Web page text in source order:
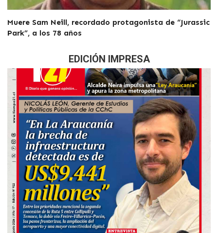
Muere Sam Neill, recordado protagonista de “Jurassic
Park”, a los 78 años
EDICIÓN IMPRESA